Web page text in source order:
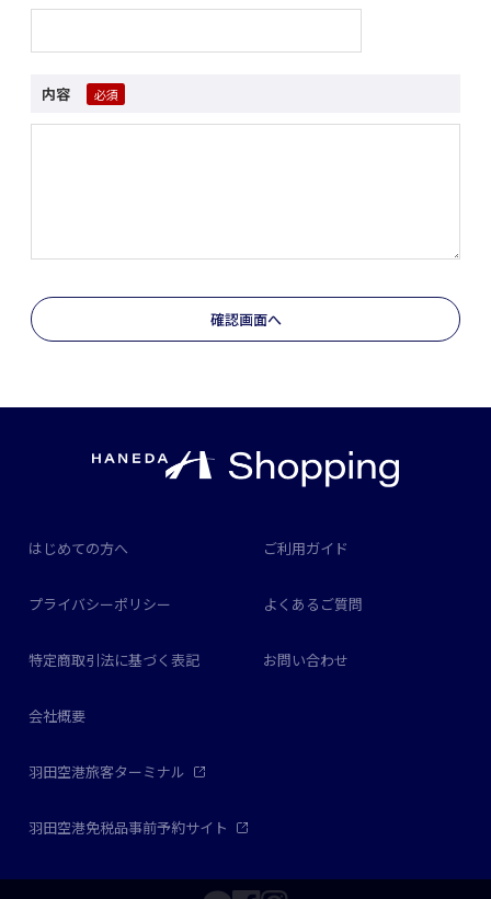
内容
はじめての方へ ご利用ガイド
プライバシーポリシー よくあるご質問
特定商取引法に基づく表記 お問い合わせ
会社概要
羽田空港旅客ターミナル
羽田空港免税品事前予約サイト